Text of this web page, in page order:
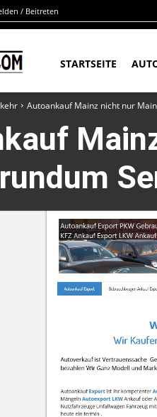
/ Beitreten
STARTSEITE
Autoankauf Mainz nicht nur